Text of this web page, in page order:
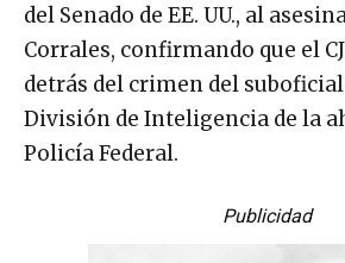
del Senado de EE. UU., al
Corrales, confirmando que el
detrás del crimen del
División de Inteligencia de la
Policía Federal.
Publicidad